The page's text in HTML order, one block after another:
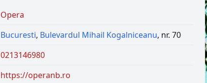
Opera
Bucuresti, Bulevardul Mihail Kogalniceanu, nr. 70
0213146980
https://operanb.ro